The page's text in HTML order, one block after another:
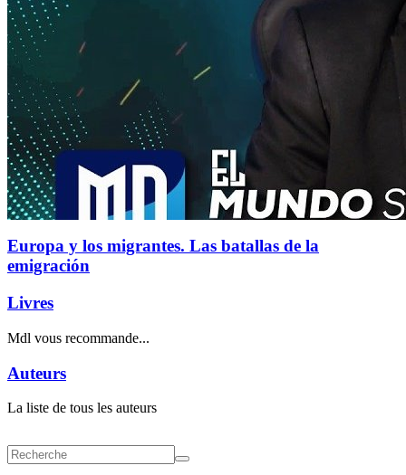
Europa y los migrantes. Las batallas de la
emigración
Livres
Mdl vous recommande...
Auteurs
La liste de tous les auteurs